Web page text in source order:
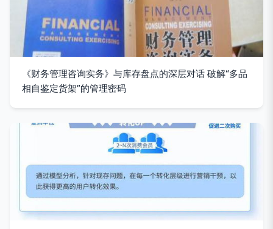
《财务管理咨询实务》与库存盘点的深层对话 破解“多品
相自鉴定货架”的管理密码